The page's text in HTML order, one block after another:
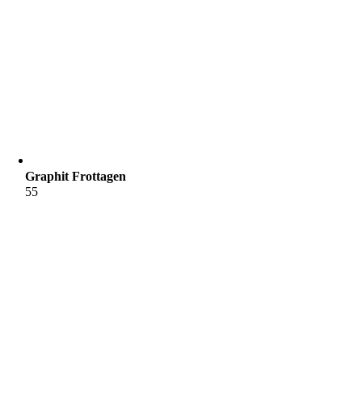
Graphit Frottagen
55